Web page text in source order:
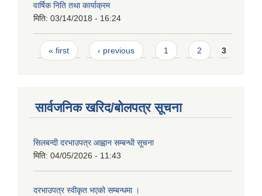
वार्षिक निति तथा कार्याक्रम
मिति: 03/14/2018 - 16:24
Pages
« first ‹ previous 1 2 3
सार्वजनिक खरिद/बोलपत्र सूचना
सिलबन्दी दरभाउपत्र आह्वान सम्बन्धी सूचना
मिति: 04/05/2026 - 11:43
दरभाउपत्र स्वीकृत भएको सम्बन्धमा ।